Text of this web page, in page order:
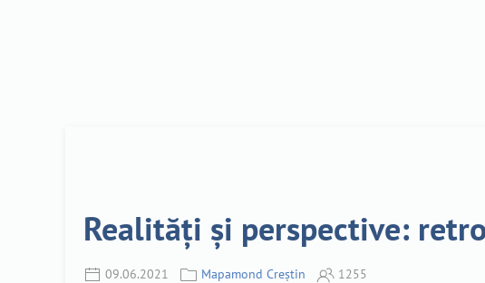
Realități și perspective:
09.06.2021 Mapamond Creștin 1255